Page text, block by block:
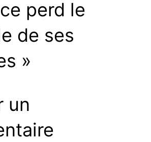
perd le
de ses
»
un